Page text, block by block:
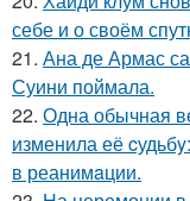
себе и о своём
21. Ана де Армас
Суини поймала.
22. Одна обычная
изменила её
в реанимaции.